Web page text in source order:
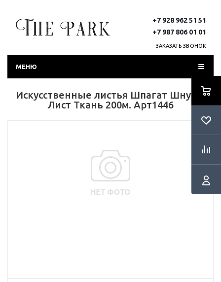
+7 928 962 51 51
+7 987 806 01 01
ЗАКАЗАТЬ ЗВОНОК
МЕНЮ
Искусственные листья Шпагат Шнур С
Лист Ткань 200м. Арт1446